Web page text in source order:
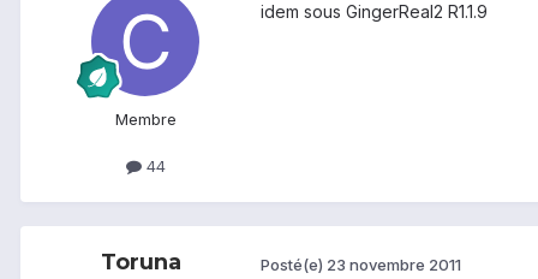
Membre
44
idem sous GingerReal2 R1.1.9
Toruna Posté(e) 23 novembre 2011